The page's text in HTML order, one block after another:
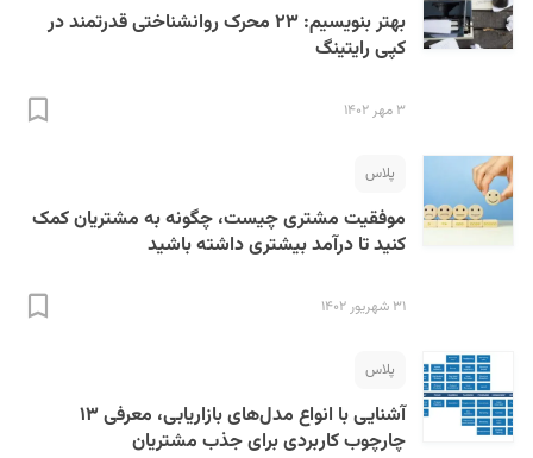
بهتر بنویسیم: ۲۳ محرک روانشناختی قدرتمند در
کپی رایتینگ
۳ مهر ۱۴۰۲
پلاس
موفقیت مشتری چیست، چگونه به مشتریان کمک
کنید تا درآمد بیشتری داشته باشید
۳۱ شهریور ۱۴۰۲
پلاس
آشنایی با انواع مدل‌های بازاریابی، معرفی ۱۳
چارچوب کاربردی برای جذب مشتریان